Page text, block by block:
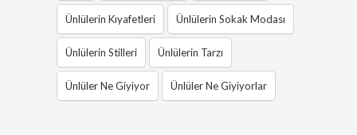
Ünlülerin Kıyafetleri Ünlülerin Sokak Modası
Ünlülerin Stilleri Ünlülerin Tarzı
Ünlüler Ne Giyiyor Ünlüler Ne Giyiyorlar